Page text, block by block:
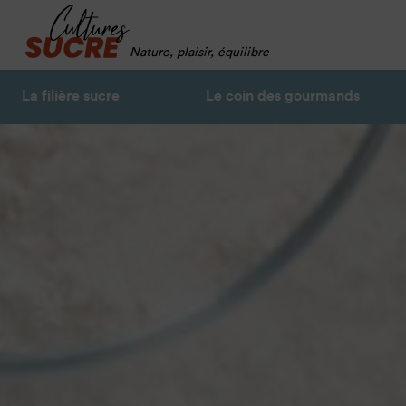
Nature, plaisir, équilibre
La filière sucre Le coin des gourmands